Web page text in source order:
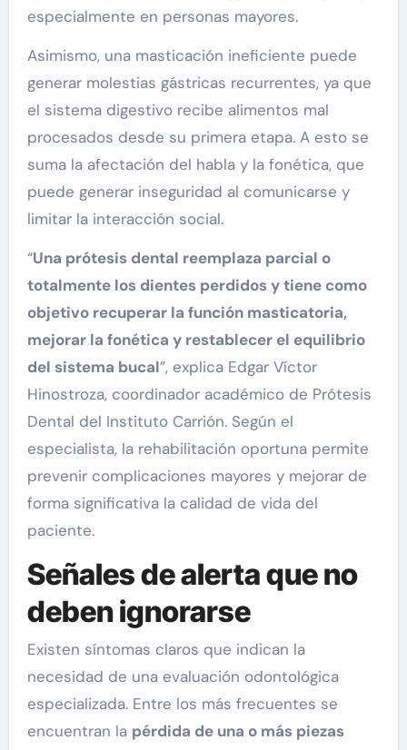
especialmente en personas mayores.
Asimismo, una masticación ineficiente puede
generar molestias gástricas recurrentes, ya que
el sistema digestivo recibe alimentos mal
procesados desde su primera etapa. A esto se
suma la afectación del habla y la fonética, que
puede generar inseguridad al comunicarse y
limitar la interacción social.
“Una prótesis dental reemplaza parcial o
totalmente los dientes perdidos y tiene como
objetivo recuperar la función masticatoria,
mejorar la fonética y restablecer el equilibrio
del sistema bucal”, explica Edgar Víctor
Hinostroza, coordinador académico de Prótesis
Dental del Instituto Carrión. Según el
especialista, la rehabilitación oportuna permite
prevenir complicaciones mayores y mejorar de
forma significativa la calidad de vida del
paciente.
Señales de alerta que no
deben ignorarse
Existen síntomas claros que indican la
necesidad de una evaluación odontológica
especializada. Entre los más frecuentes se
encuentran la pérdida de una o más piezas